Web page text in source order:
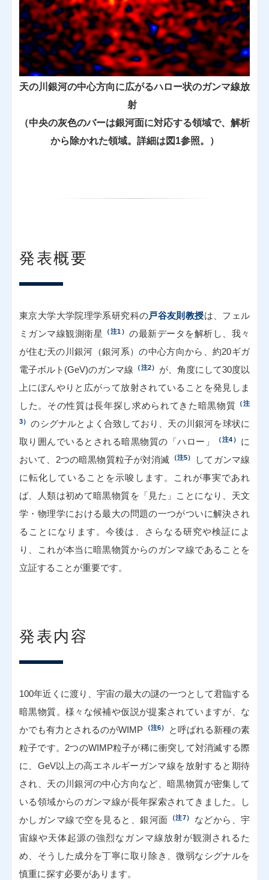
天の川銀河の中心方向に広がるハロー状のガンマ線放
射
（中央の灰色のバーは銀河面に対応する領域で、解析
から除かれた領域。詳細は図1参照。）
発表概要
東京大学大学院理学系研究科の戸谷友則教授は、フェル
ミガンマ線観測衛星
（注1）
の最新データを解析し、我々
が住む天の川銀河（銀河系）の中心方向から、約20ギガ
電子ボルト(GeV)のガンマ線
（注2）
が、角度にして30度以
上にぼんやりと広がって放射されていることを発見しま
した。その性質は長年探し求められてきた暗黒物質
（注
3）
のシグナルとよく合致しており、天の川銀河を球状に
取り囲んでいるとされる暗黒物質の「ハロー」
（注4）
に
おいて、2つの暗黒物質粒子が対消滅
（注5）
してガンマ線
に転化していることを示唆します。これが事実であれ
ば、人類は初めて暗黒物質を「見た」ことになり、天文
学・物理学における最大の問題の一つがついに解決され
ることになります。今後は、さらなる研究や検証によ
り、これが本当に暗黒物質からのガンマ線であることを
立証することが重要です。
発表内容
100年近くに渡り、宇宙の最大の謎の一つとして君臨する
暗黒物質。様々な候補や仮説が提案されていますが、な
かでも有力とされるのがWIMP
（注6）
と呼ばれる新種の素
粒子です。2つのWIMP粒子が稀に衝突して対消滅する際
に、GeV以上の高エネルギーガンマ線を放射すると期待
され、天の川銀河の中心方向など、暗黒物質が密集して
いる領域からのガンマ線が長年探索されてきました。し
かしガンマ線で空を見ると、銀河面
（注7）
などから、宇
宙線や天体起源の強烈なガンマ線放射が観測されるた
め、そうした成分を丁寧に取り除き、微弱なシグナルを
慎重に探す必要があります。